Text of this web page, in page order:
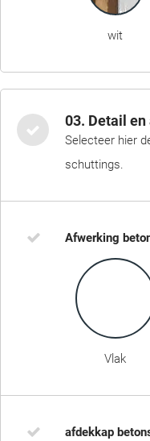
wit
03. Detail
Selecteer hier
schuttings.
Afwerking
Vlak
afdekkap